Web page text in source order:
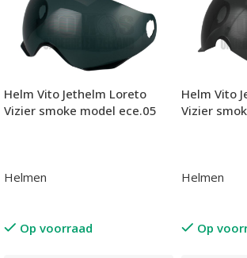
Helm Vito Jethelm Loreto
Vizier smoke model ece.05
Helmen
Op voorraad
Helm Vito
Vizier
Helmen
Op